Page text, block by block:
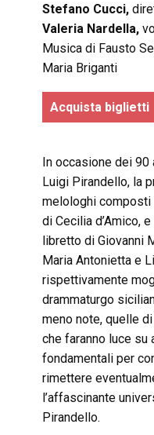
Stefano Cucci,
Valeria Nardella,
Musica di Fausto
Maria Briganti
Acquista biglietti
In occasione dei 90
Luigi Pirandello, la
melologhi composti
di Cecilia d’Amico,
libretto di Giovanni
Maria Antonietta e
rispettivamente
drammaturgo
meno note, quelle
che faranno luce
fondamentali per
rimettere
l’affascinante
Pirandello.